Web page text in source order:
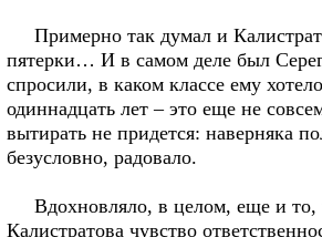
Примерно так думал и
пятерки… И в самом деле был
спросили, в каком классе ему
одиннадцать лет – это еще не
вытирать не придется: наверняка
безусловно, радовало.
Вдохновляло, в целом, еще и то,
Калистратова чувство